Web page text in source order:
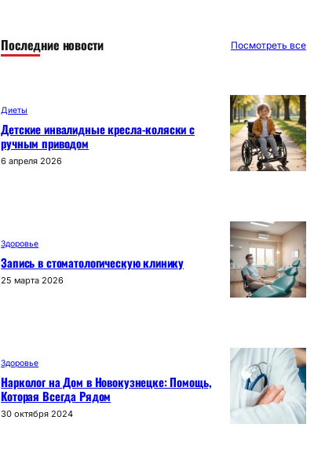
Последние новости Посмотреть все
Диеты
Детские инвалидные кресла-коляски с
ручным приводом
6 апреля 2026
Здоровье
Запись в стоматологическую клинику
25 марта 2026
Здоровье
Нарколог на Дом в Новокузнецке: Помощь,
Которая Всегда Рядом
30 октября 2024